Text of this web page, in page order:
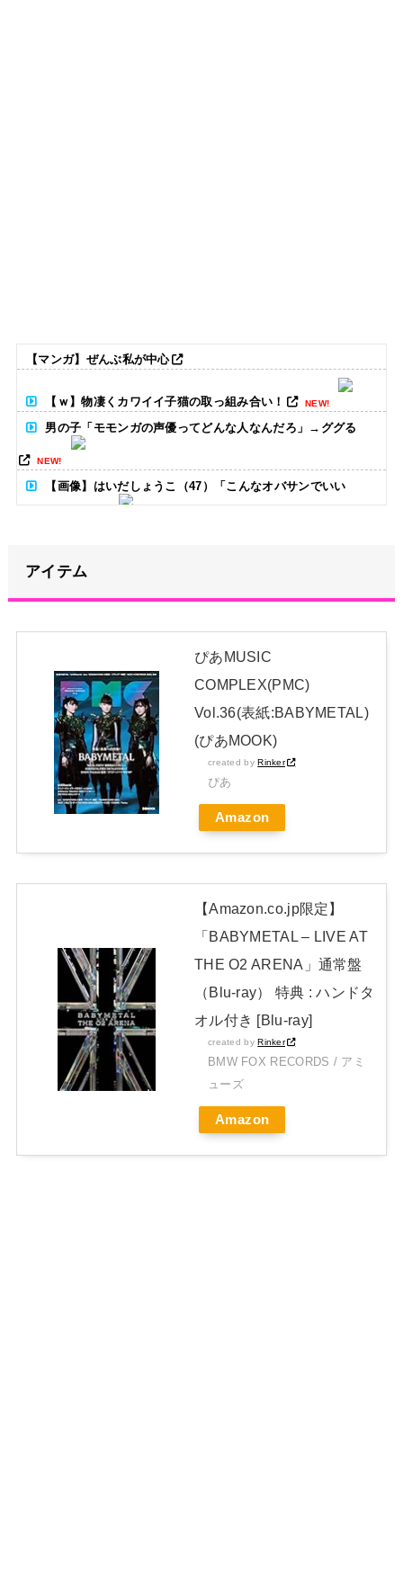
【マンガ】ぜんぶ私が中心
【ｗ】物凄くカワイイ子猫の取っ組み合い！ NEW!
男の子「モモンガの声優ってどんな人なんだろ」→ググる
NEW!
【画像】はいだしょうこ（47）「こんなオバサンでいい
ことになってしまうw w w w w w w
ｗｗｗｗｗｗｗｗｗｗｗｗｗｗｗ
日本独自企画・限定生産盤「METAL FORTH (DELUXE
JAPAN EDITION)」着弾
【BABYMETAL】METAL FORTH DELUXE JAPAN EDITION
開封レビュー!
アイテム
ぴあMUSIC
COMPLEX(PMC)
Vol.36(表紙:BABYMETAL)
(ぴあMOOK)
created byRinker
ぴあ
Amazon
【Amazon.co.jp限定】
「BABYMETAL – LIVE AT
THE O2 ARENA」通常盤
（Blu-ray） 特典 : ハンドタ
オル付き [Blu-ray]
created byRinker
BMW FOX RECORDS / アミ
ューズ
Amazon